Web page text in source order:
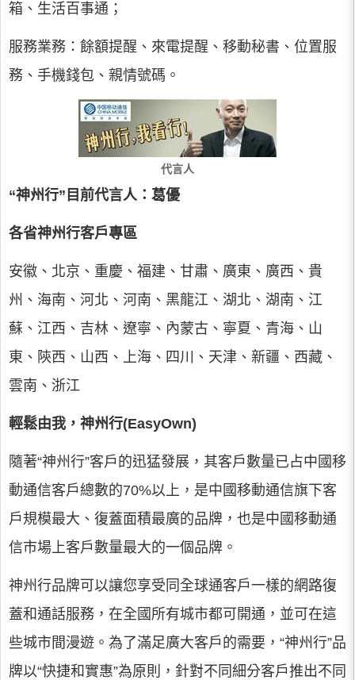
箱、生活百事通；
服務業務：餘額提醒、來電提醒、移動秘書、位置服
務、手機錢包、親情號碼。
代言人
“神州行”目前代言人：葛優
各省神州行客戶專區
安徽、北京、重慶、福建、甘肅、廣東、廣西、貴
州、海南、河北、河南、黑龍江、湖北、湖南、江
蘇、江西、吉林、遼寧、內蒙古、寧夏、青海、山
東、陝西、山西、上海、四川、天津、新疆、西藏、
雲南、浙江
輕鬆由我，神州行(EasyOwn)
隨著“神州行”客戶的迅猛發展，其客戶數量已占中國移
動通信客戶總數的70%以上，是中國移動通信旗下客
戶規模最大、復蓋面積最廣的品牌，也是中國移動通
信市場上客戶數量最大的一個品牌。
神州行品牌可以讓您享受同全球通客戶一樣的網路復
蓋和通話服務，在全國所有城市都可開通，並可在這
些城市間漫遊。為了滿足廣大客戶的需要，“神州行”品
牌以“快捷和實惠”為原則，針對不同細分客戶推出不同